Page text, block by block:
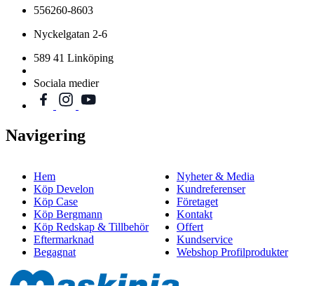
556260-8603
Nyckelgatan 2-6
589 41 Linköping
Sociala medier
Navigering
Hem
Köp Develon
Köp Case
Köp Bergmann
Köp Redskap & Tillbehör
Eftermarknad
Begagnat
Nyheter & Media
Kundreferenser
Företaget
Kontakt
Offert
Kundservice
Webshop Profilprodukter